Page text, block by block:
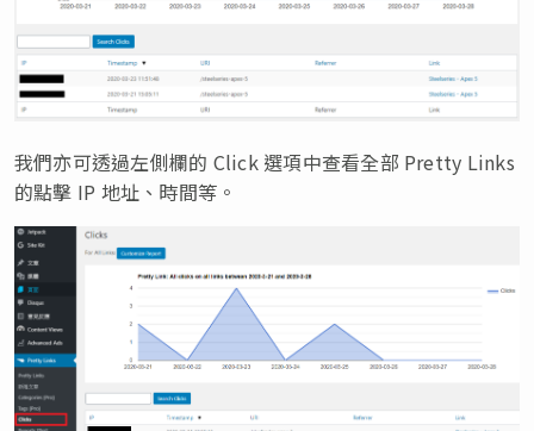
我們亦可透過左側欄的 Click 選項中查看全部 Pretty Links
的點擊 IP 地址、時間等。